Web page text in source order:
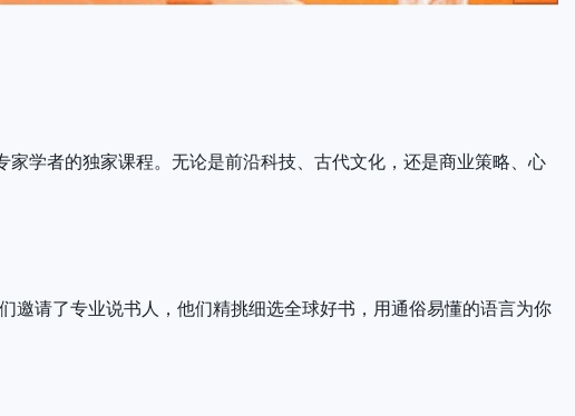
学者的独家课程。无论是前沿科技、古代文化，还是商业策略、心
邀请了专业说书人，他们精挑细选全球好书，用通俗易懂的语言为你